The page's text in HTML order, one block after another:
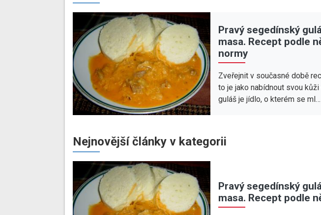
Pravý segedínský
masa. Recept podle
normy
Zveřejnit v současné době
to je jako nabídnout svou
guláš je jídlo, o kterém se ml…
Nejnovější články v kategorii
Pravý segedínský
masa. Recept podle